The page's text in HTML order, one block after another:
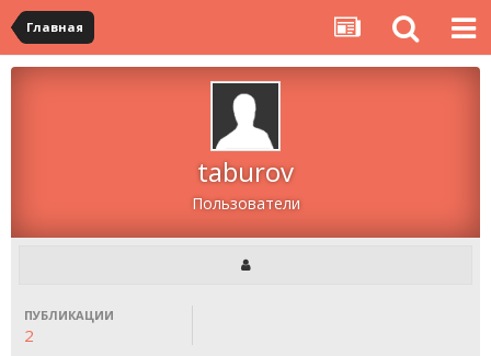
Главная
taburov
Пользователи
ПУБЛИКАЦИИ
2